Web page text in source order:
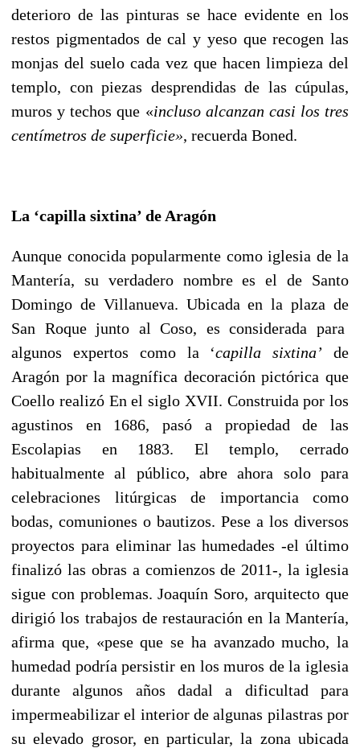
deterioro de las pinturas se hace evidente en los
restos pigmentados de cal y yeso que recogen las
monjas del suelo cada vez que hacen limpieza del
templo, con piezas desprendidas de las cúpulas,
muros y techos que «incluso alcanzan casi los tres
centímetros de superficie», recuerda Boned.
La ‘capilla sixtina’ de Aragón
Aunque conocida popularmente como iglesia de la
Mantería, su verdadero nombre es el de Santo
Domingo de Villanueva. Ubicada en la plaza de
San Roque junto al Coso, es considerada para
algunos expertos como la ‘capilla sixtina’ de
Aragón por la magnífica decoración pictórica que
Coello realizó En el siglo XVII. Construida por los
agustinos en 1686, pasó a propiedad de las
Escolapias en 1883. El templo, cerrado
habitualmente al público, abre ahora solo para
celebraciones litúrgicas de importancia como
bodas, comuniones o bautizos. Pese a los diversos
proyectos para eliminar las humedades -el último
finalizó las obras a comienzos de 2011-, la iglesia
sigue con problemas. Joaquín Soro, arquitecto que
dirigió los trabajos de restauración en la Mantería,
afirma que, «pese que se ha avanzado mucho, la
humedad podría persistir en los muros de la iglesia
durante algunos años dadal a dificultad para
impermeabilizar el interior de algunas pilastras por
su elevado grosor, en particular, la zona ubicada